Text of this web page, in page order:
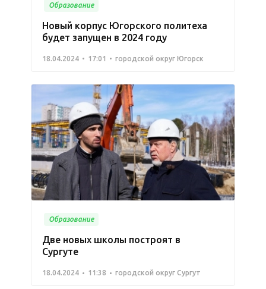
Образование
Новый корпус Югорского политеха
будет запущен в 2024 году
18.04.2024 17:01 городской округ Югорск
Образование
Две новых школы построят в
Сургуте
18.04.2024 11:38 городской округ Сургут